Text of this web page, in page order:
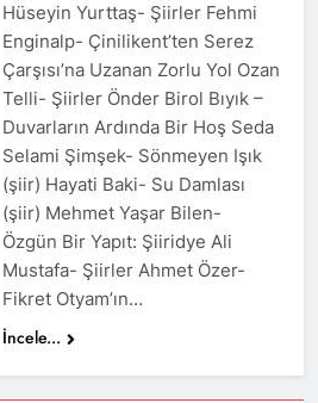
Hüseyin Yurttaş- Şiirler Fehmi
Enginalp- Çinilikent’ten Serez
Çarşısı’na Uzanan Zorlu Yol Ozan
Telli- Şiirler Önder Birol Bıyık –
Duvarların Ardında Bir Hoş Seda
Selami Şimşek- Sönmeyen Işık
(şiir) Hayati Baki- Su Damlası
(şiir) Mehmet Yaşar Bilen-
Özgün Bir Yapıt: Şiiridye Ali
Mustafa- Şiirler Ahmet Özer-
Fikret Otyam’ın…
İncele...